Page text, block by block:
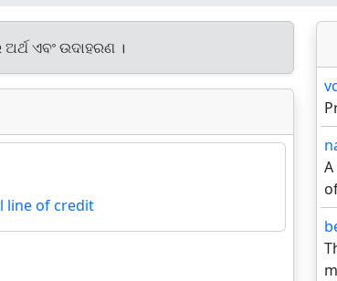
ଏବଂ ଉଦାହରଣ ।
line of credit